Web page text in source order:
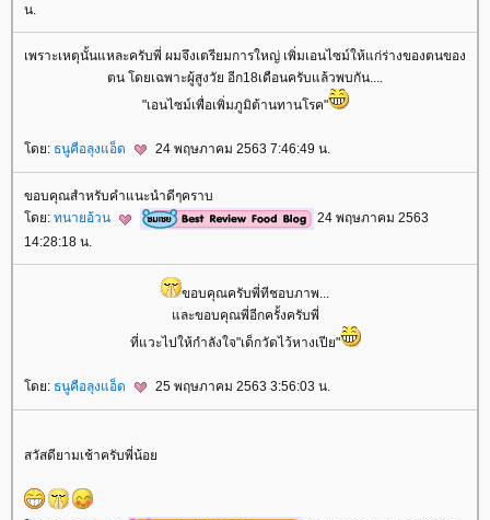
น.
เพราะเหตุนั้นแหละครับพี่ ผมจึงเตรียมการใหญ่ เพิ่มเอนไซม์ให้แก่ร่างของตนของ
ตน โดยเฉพาะผู้สูงวัย อีก18เดือนครับแล้วพบกัน....
"เอนไซม์เพื่อเพิ่มภูมิต้านทานโรค"
ดย: ธนูคือลุงแอ็ด 24 พฤษภาคม 2563 7:46:49 น.
ขอบคุณสำหรับคำแนะนำดีๆคราบ
ดย: ทนายอ้วน
24 พฤษภาคม 2563
14:28:18 น.
ขอบคุณครับพี่ทีชอบภาพ...
ละขอบคุณพี่อีกครั้งครับพี่
ที่แวะไปให้กำลังใจ"เด็กวัดไว้หางเปีย"
ดย: ธนูคือลุงแอ็ด 25 พฤษภาคม 2563 3:56:03 น.
สวัสดียามเช้าครับพี่น้อ